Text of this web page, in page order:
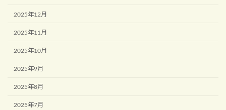
2025年12月
2025年11月
2025年10月
2025年9月
2025年8月
2025年7月